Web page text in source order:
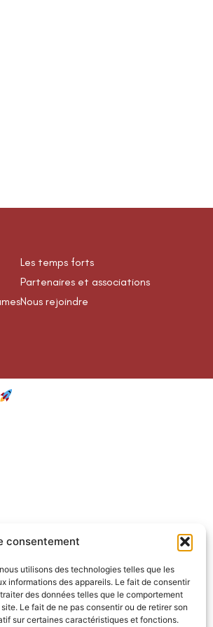
consentement
utilisons des technologies telles que les
informations des appareils. Le fait de consentir
des données telles que le comportement
Le fait de ne pas consentir ou de retirer son
sur certaines caractéristiques et fonctions.
Les temps forts
Partenaires et associations
Nous rejoindre